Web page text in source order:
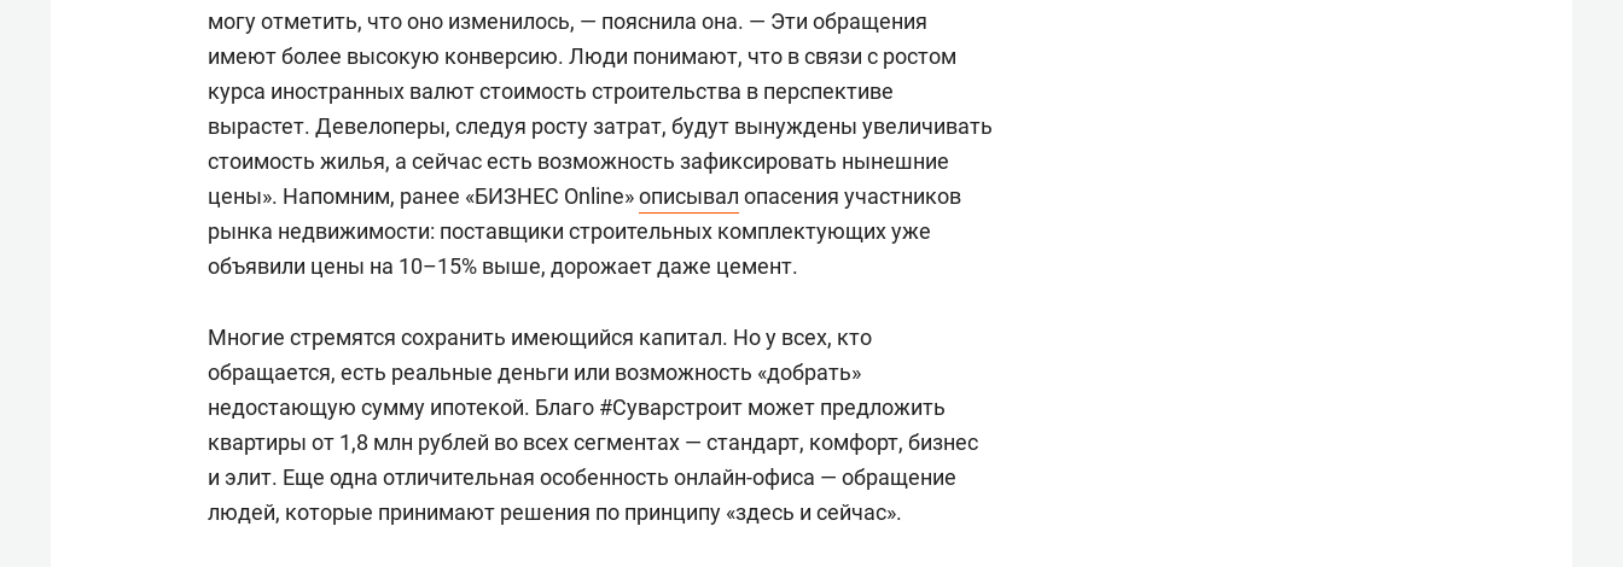
могу отметить, что оно изменилось, — пояснила она. — Эти обращения
имеют более высокую конверсию. Люди понимают, что в связи с ростом
курса иностранных валют стоимость строительства в перспективе
вырастет. Девелоперы, следуя росту затрат, будут вынуждены увеличивать
стоимость жилья, а сейчас есть возможность зафиксировать нынешние
цены». Напомним, ранее «БИЗНЕС Online»описывал опасения участников
рынка недвижимости: поставщики строительных комплектующих уже
объявили цены на 10–15% выше, дорожает даже цемент.
Многие стремятся сохранить имеющийся капитал. Но у всех, кто
обращается, есть реальные деньги или возможность «добрать»
недостающую сумму ипотекой. Благо #Суварстроит может предложить
квартиры от 1,8 млн рублей во всех сегментах — стандарт, комфорт, бизнес
и элит. Еще одна отличительная особенность онлайн-офиса — обращение
людей, которые принимают решения по принципу «здесь и сейчас».